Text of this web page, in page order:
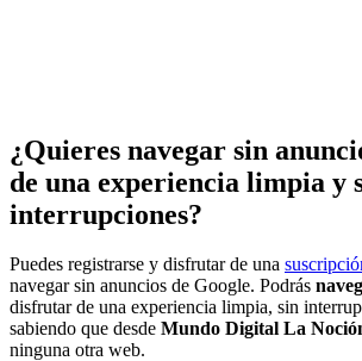
¿Quieres navegar sin
de una experiencia limpia y
interrupciones?
Puedes registrarse y disfrutar de una
navegar sin anuncios de Google. Podrás
disfrutar de una experiencia limpia, sin
sabiendo que desde Mundo Digital La
ninguna otra web.